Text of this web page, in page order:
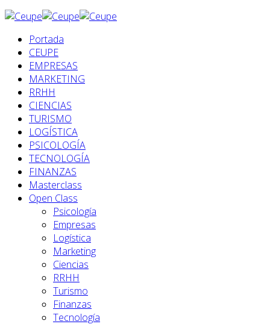
Portada
CEUPE
EMPRESAS
MARKETING
RRHH
CIENCIAS
TURISMO
LOGÍSTICA
PSICOLOGÍA
TECNOLOGÍA
FINANZAS
Masterclass
Open Class
Psicología
Empresas
Logística
Marketing
Ciencias
RRHH
Turismo
Finanzas
Tecnología